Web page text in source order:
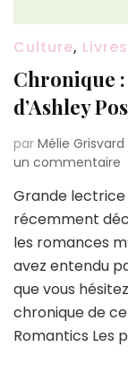
Culture, Livres
Chronique
d’Ashley
par Mélie Grisvard
un commentaire
:
Grande lectrice
récemment
les romances
avez entendu
que vous
chronique de
Romantics Les